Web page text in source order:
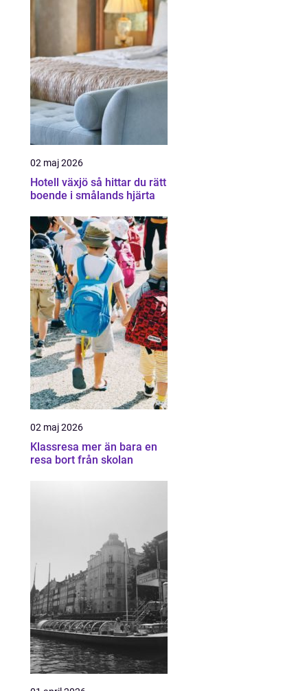
02 maj 2026
Hotell växjö så hittar du rätt
boende i smålands hjärta
02 maj 2026
Klassresa mer än bara en
resa bort från skolan